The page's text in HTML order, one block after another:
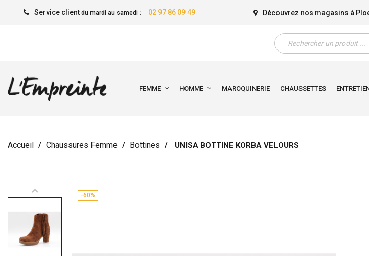
Service client du mardi au samedi: 02 97 86 09 49 Découvrez nos magasins à
FEMME HOMME MAROQUINERIE CHAUSSETTES
Accueil Chaussures Femme Bottines UNISA BOTTINE KORBA VELOURS
-60%